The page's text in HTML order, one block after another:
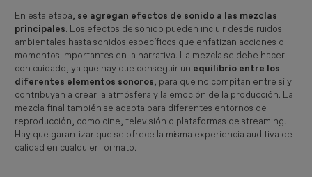
En esta etapa, se agregan efectos de sonido a las mezclas
principales. Los efectos de sonido pueden incluir desde ruidos
ambientales hasta sonidos específicos que enfatizan acciones o
momentos importantes en la narrativa. La mezcla se debe hacer
con cuidado, ya que hay que conseguir un equilibrio entre los
diferentes elementos sonoros, para que no compitan entre sí y
contribuyan a crear la atmósfera y la emoción de la producción. La
mezcla final también se adapta para diferentes entornos de
reproducción, como cine, televisión o plataformas de streaming.
Hay que garantizar que se ofrece la misma experiencia auditiva de
calidad en cualquier formato.